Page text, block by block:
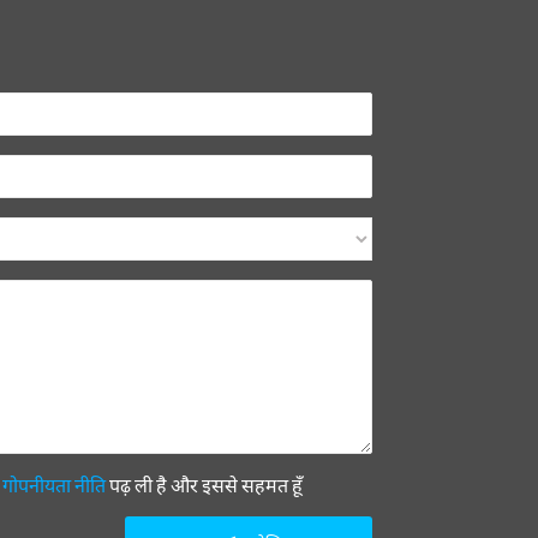
गोपनीयता नीतिपढ़ ली है और इससे सहमत हूँ